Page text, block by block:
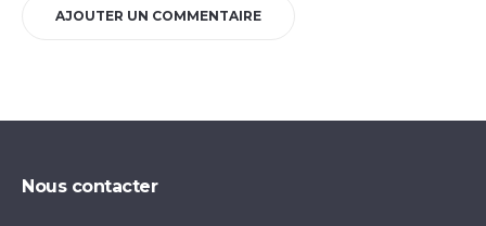
Nous contacter